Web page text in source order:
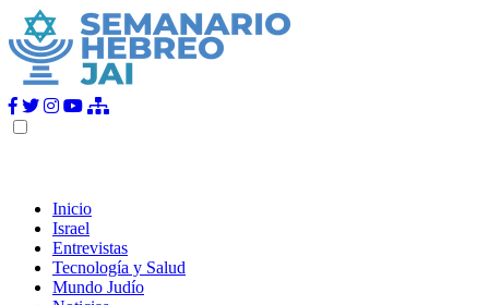
Inicio
Israel
Entrevistas
Tecnología y Salud
Mundo Judío